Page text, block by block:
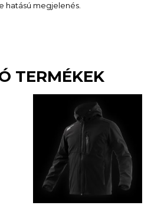
hatású megjelenés.
TERMÉKEK